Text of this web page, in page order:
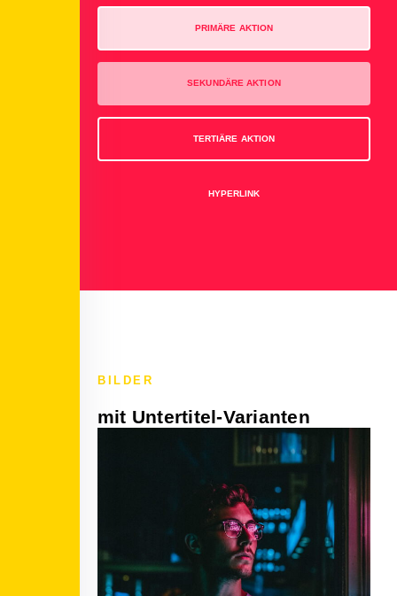
PRIMÄRE AKTION
SEKUNDÄRE AKTION
TERTIÄRE AKTION
HYPERLINK
BILDER
mit Untertitel-Varianten